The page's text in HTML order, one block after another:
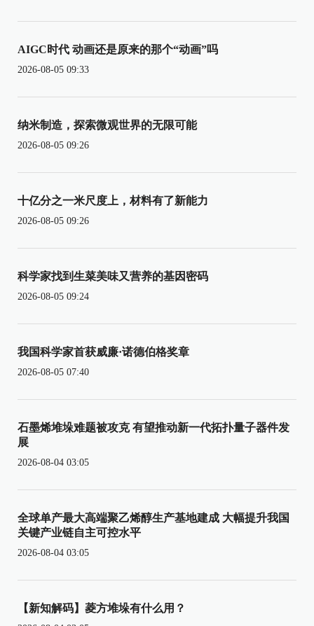
AIGC时代 动画还是原来的那个“动画”吗
2026-08-05 09:33
纳米制造，探索微观世界的无限可能
2026-08-05 09:26
十亿分之一米尺度上，材料有了新能力
2026-08-05 09:26
科学家找到生菜美味又营养的基因密码
2026-08-05 09:24
我国科学家首获威廉·诺德伯格奖章
2026-08-05 07:40
石墨烯堆垛难题被攻克 有望推动新一代拓扑量子器件发
展
2026-08-04 03:05
全球单产最大高端聚乙烯醇生产基地建成 大幅提升我国
关键产业链自主可控水平
2026-08-04 03:05
【新知解码】菱方堆垛有什么用？